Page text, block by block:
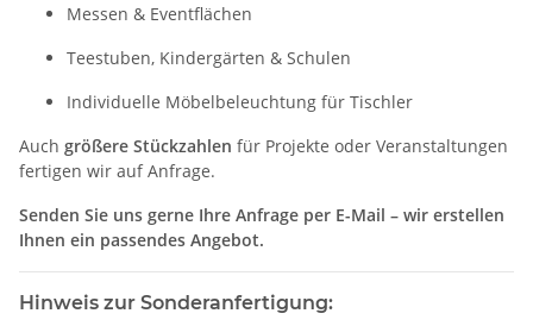
Messen & Eventflächen
Teestuben, Kindergärten & Schulen
Individuelle Möbelbeleuchtung für Tischler
Auch größere Stückzahlen für Projekte oder Veranstaltungen
fertigen wir auf Anfrage.
Senden Sie uns gerne Ihre Anfrage per E-Mail – wir erstellen
Ihnen ein passendes Angebot.
Hinweis zur Sonderanfertigung: